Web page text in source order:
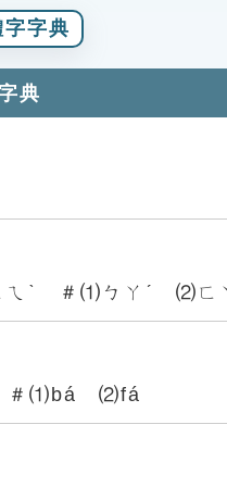
字典
典
ˋ ＃⑴ㄅㄚˊ ⑵ㄈ
⑴bá ⑵fá